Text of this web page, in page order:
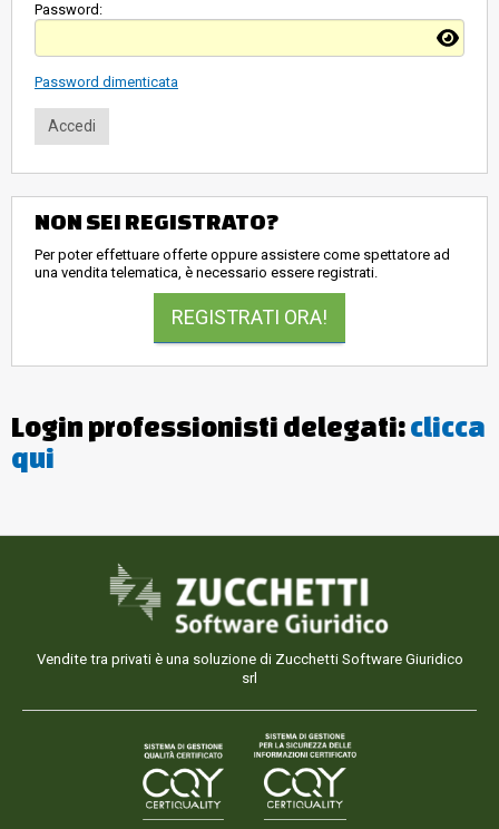
Password:
Password dimenticata
NON SEI REGISTRATO?
Per poter effettuare offerte oppure assistere come spettatore ad
una vendita telematica, è necessario essere registrati.
REGISTRATI ORA!
Login professionisti delegati:clicca
qui
Vendite tra privati è una soluzione di Zucchetti Software Giuridico
srl